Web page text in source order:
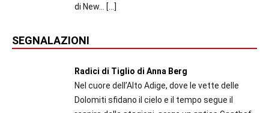
di New... […]
SEGNALAZIONI
Radici di Tiglio di Anna Berg
Nel cuore dell’Alto Adige, dove le vette delle
Dolomiti sfidano il cielo e il tempo segue il